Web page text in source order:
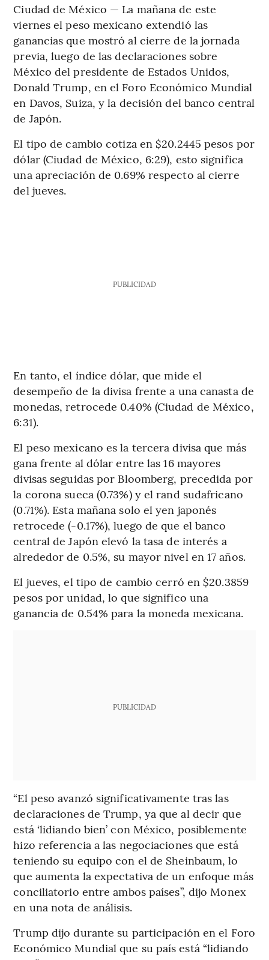
Ciudad de México — La mañana de este
viernes el peso mexicano extendió las
ganancias que mostró al cierre de la jornada
previa, luego de las declaraciones sobre
México del presidente de Estados Unidos,
Donald Trump, en el Foro Económico Mundial
en Davos, Suiza, y la decisión del banco central
de Japón.
El tipo de cambio cotiza en $20.2445 pesos por
dólar (Ciudad de México, 6:29), esto significa
una apreciación de 0.69% respecto al cierre
del jueves.
PUBLICIDAD
En tanto, el índice dólar, que mide el
desempeño de la divisa frente a una canasta de
monedas, retrocede 0.40% (Ciudad de México,
6:31).
El peso mexicano es la tercera divisa que más
gana frente al dólar entre las 16 mayores
divisas seguidas por Bloomberg, precedida por
la corona sueca (0.73%) y el rand sudafricano
(0.71%). Esta mañana solo el yen japonés
retrocede (-0.17%), luego de que el banco
central de Japón elevó la tasa de interés a
alrededor de 0.5%, su mayor nivel en 17 años.
El jueves, el tipo de cambio cerró en $20.3859
pesos por unidad, lo que significo una
ganancia de 0.54% para la moneda mexicana.
PUBLICIDAD
“El peso avanzó significativamente tras las
declaraciones de Trump, ya que al decir que
está ‘lidiando bien’ con México, posiblemente
hizo referencia a las negociaciones que está
teniendo su equipo con el de Sheinbaum, lo
que aumenta la expectativa de un enfoque más
conciliatorio entre ambos países”, dijo Monex
en una nota de análisis.
Trump dijo durante su participación en el Foro
Económico Mundial que su país está “lidiando